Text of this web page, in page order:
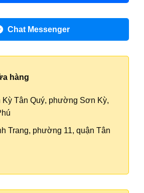
Chat Messenger
hàng
Kỳ Tân Quý, phường Sơn Kỳ,
Trang, phường 11, quận Tân